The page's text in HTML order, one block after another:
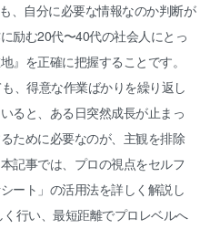
、自分に必要な情報なのか判断が
む20代〜40代の社会人にとっ
』を正確に把握することです。
、得意な作業ばかりを繰り返し
ると、ある日突然成長が止まっ
ために必要なのが、主観を排除
記事では、プロの視点をセルフ
ート」の活用法を詳しく解説し
行い、最短距離でプロレベルへ